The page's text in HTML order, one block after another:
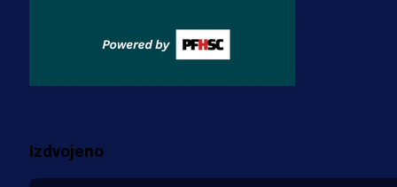
za pranje novca, pretresaju
prostorije FK Borac!
Izdvojeno